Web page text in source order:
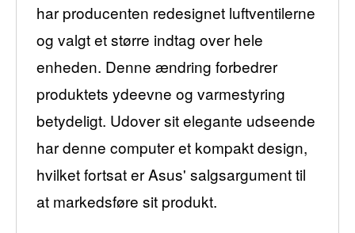
har producenten redesignet luftventilerne
og valgt et større indtag over hele
enheden. Denne ændring forbedrer
produktets ydeevne og varmestyring
betydeligt. Udover sit elegante udseende
har denne computer et kompakt design,
hvilket fortsat er Asus' salgsargument til
at markedsføre sit produkt.